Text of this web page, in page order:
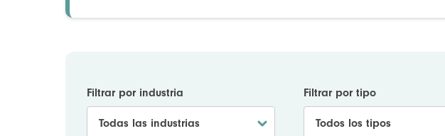
Filtrar por industria Filtrar por tipo